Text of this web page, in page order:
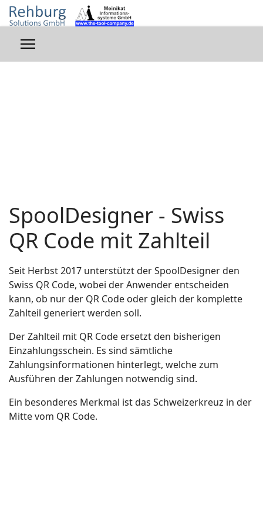
SpoolDesigner - Swiss
QR Code mit Zahlteil
Seit Herbst 2017 unterstützt der SpoolDesigner den
Swiss QR Code, wobei der Anwender entscheiden
kann, ob nur der QR Code oder gleich der komplette
Zahlteil generiert werden soll.
Der Zahlteil mit QR Code ersetzt den bisherigen
Einzahlungsschein. Es sind sämtliche
Zahlungsinformationen hinterlegt, welche zum
Ausführen der Zahlungen notwendig sind.
Ein besonderes Merkmal ist das Schweizerkreuz in der
Mitte vom QR Code.